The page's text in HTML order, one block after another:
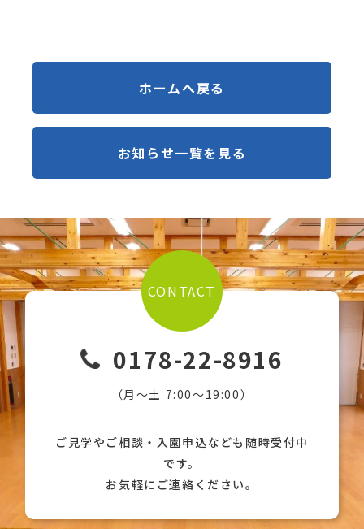
ホームへ戻る
お知らせ一覧を見る
CONTACT
0178-22-8916
（月〜土 7:00〜19:00）
ご見学やご相談・入園申込なども随時受付中
です。
お気軽にご連絡ください。